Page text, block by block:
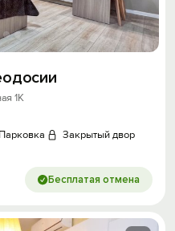
1К
Парковка Закрытый двор
Бесплатая отмена